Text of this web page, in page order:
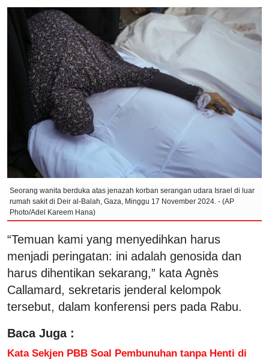
Seorang wanita berduka atas jenazah korban serangan udara Israel di luar
rumah sakit di Deir al-Balah, Gaza, Minggu 17 November 2024. - (AP
Photo/Adel Kareem Hana)
“Temuan kami yang menyedihkan harus
menjadi peringatan: ini adalah genosida dan
harus dihentikan sekarang,” kata Agnès
Callamard, sekretaris jenderal kelompok
tersebut, dalam konferensi pers pada Rabu.
Baca Juga :
Kata Sekjen PBB Soal Pembunuhan tanpa Henti di